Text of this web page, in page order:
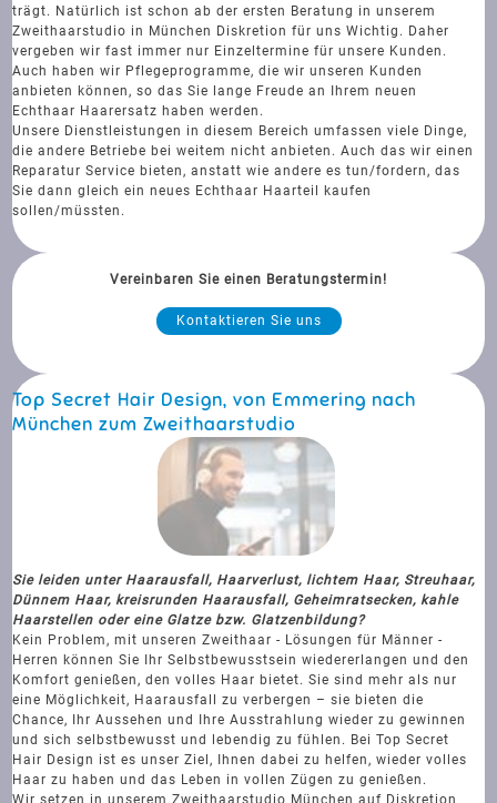
trägt. Natürlich ist schon ab der ersten Beratung in unserem
Zweithaarstudio in München Diskretion für uns Wichtig. Daher
vergeben wir fast immer nur Einzeltermine für unsere Kunden.
Auch haben wir Pflegeprogramme, die wir unseren Kunden
anbieten können, so das Sie lange Freude an Ihrem neuen
Echthaar Haarersatz haben werden.
Unsere Dienstleistungen in diesem Bereich umfassen viele Dinge,
die andere Betriebe bei weitem nicht anbieten. Auch das wir einen
Reparatur Service bieten, anstatt wie andere es tun/fordern, das
Sie dann gleich ein neues Echthaar Haarteil kaufen
sollen/müssten.
Vereinbaren Sie einen Beratungstermin!
Kontaktieren Sie uns
Top Secret Hair Design, von Emmering nach
München zum Zweithaarstudio
Sie leiden unter Haarausfall, Haarverlust, lichtem Haar, Streuhaar,
Dünnem Haar, kreisrunden Haarausfall, Geheimratsecken, kahle
Haarstellen oder eine Glatze bzw. Glatzenbildung?
Kein Problem, mit unseren Zweithaar - Lösungen für Männer -
Herren können Sie Ihr Selbstbewusstsein wiedererlangen und den
Komfort genießen, den volles Haar bietet. Sie sind mehr als nur
eine Möglichkeit, Haarausfall zu verbergen – sie bieten die
Chance, Ihr Aussehen und Ihre Ausstrahlung wieder zu gewinnen
und sich selbstbewusst und lebendig zu fühlen. Bei Top Secret
Hair Design ist es unser Ziel, Ihnen dabei zu helfen, wieder volles
Haar zu haben und das Leben in vollen Zügen zu genießen.